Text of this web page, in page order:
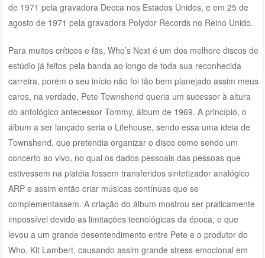
de 1971 pela gravadora Decca nos Estados Unidos, e em 25 de
agosto de 1971 pela gravadora Polydor Records no Reino Unido.
Para muitos críticos e fãs, Who’s Next é um dos melhore discos de
estúdio já feitos pela banda ao longo de toda sua reconhecida
carreira, porém o seu início não foi tão bem planejado assim meus
caros, na verdade, Pete Townshend queria um sucessor à altura
do antológico antecessor Tommy, álbum de 1969. A princípio, o
álbum a ser lançado seria o Lifehouse, sendo essa uma ideia de
Townshend, que pretendia organizar o disco como sendo um
concerto ao vivo, no qual os dados pessoais das pessoas que
estivessem na platéia fossem transferidos sintetizador analógico
ARP e assim então criar músicas contínuas que se
complementassem. A criação do álbum mostrou ser praticamente
impossível devido as limitações tecnológicas da época, o que
levou a um grande desentendimento entre Pete e o produtor do
Who, Kit Lambert, causando assim grande stress emocional em